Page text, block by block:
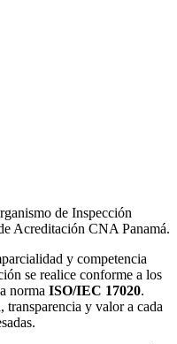
de Inspección
Acreditación CNA Panamá.
y competencia
se realice conforme a los
norma ISO/IEC 17020.
y valor a cada